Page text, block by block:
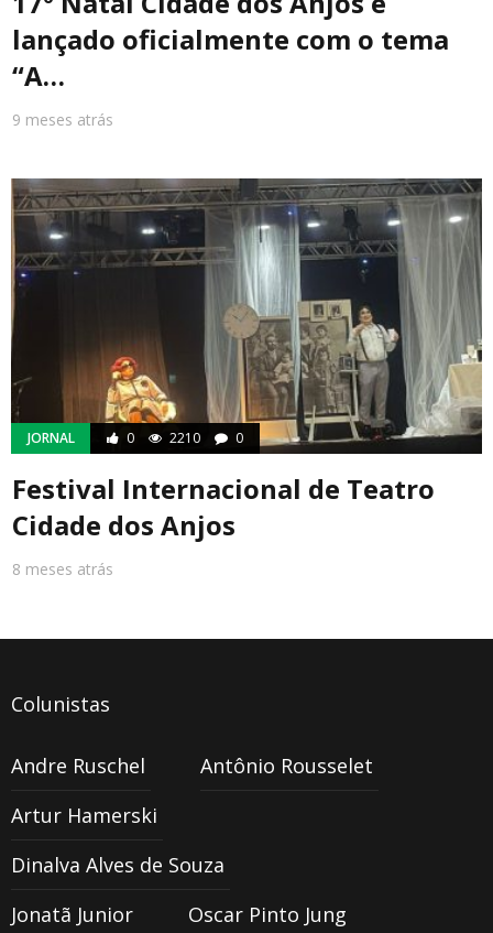
lançado oficialmente com o tema
“A…
9 meses atrás
JORNAL 0 2210 0
Festival Internacional de Teatro
Cidade dos Anjos
8 meses atrás
Colunistas
Andre Ruschel
Antônio Rousselet
Artur Hamerski
Dinalva Alves de Souza
Jonatã Junior
Oscar Pinto Jung